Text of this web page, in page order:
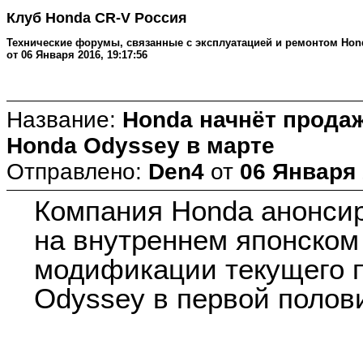
Клуб Honda CR-V Россия
Технические форумы, связанные с эксплуатацией и ремонтом
от 06 Января 2016, 19:17:56
Название: Honda начнёт
Honda Odyssey в марте
Отправлено: Den4 от 06 Января
Компания Honda
на внутреннем
модификации текущего
Odyssey в первой